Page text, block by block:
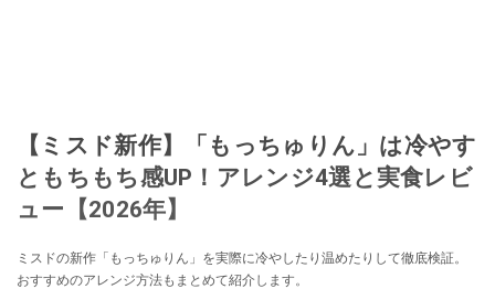
【ミスド新作】「もっちゅりん」は冷やす
ともちもち感UP！アレンジ4選と実食レビ
ュー【2026年】
ミスドの新作「もっちゅりん」を実際に冷やしたり温めたりして徹底検証。
おすすめのアレンジ方法もまとめて紹介します。